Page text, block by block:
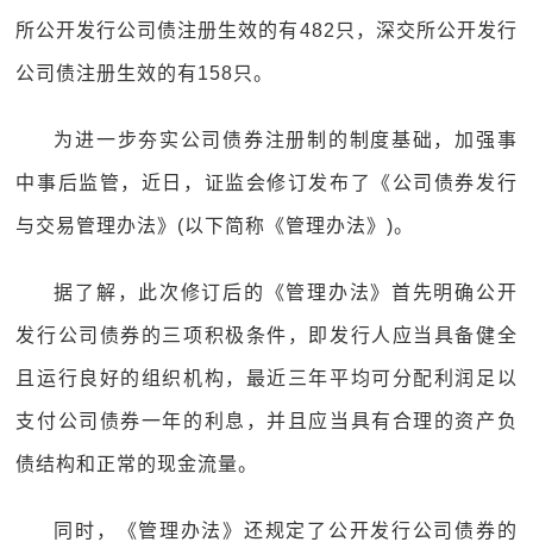
所公开发行公司债注册生效的有482只，深交所公开发行
公司债注册生效的有158只。
为进一步夯实公司债券注册制的制度基础，加强事
中事后监管，近日，证监会修订发布了《公司债券发行
与交易管理办法》(以下简称《管理办法》)。
据了解，此次修订后的《管理办法》首先明确公开
发行公司债券的三项积极条件，即发行人应当具备健全
且运行良好的组织机构，最近三年平均可分配利润足以
支付公司债券一年的利息，并且应当具有合理的资产负
债结构和正常的现金流量。
同时，《管理办法》还规定了公开发行公司债券的